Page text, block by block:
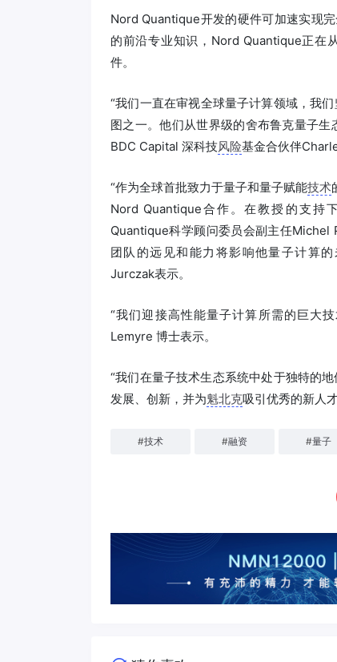
Nord Quantique开发的硬件可加速实现
的前沿专业知识，Nord Quantique正在
件。
“我们一直在审视全球量子计算领域，我
图之一。他们从世界级的舍布鲁克量子
BDC Capital 深科技风险基金合伙伴
“作为全球首批致力于量子和量子赋能技术
Nord Quantique合作。在教授的支持
Quantique科学顾问委员会副主任
团队的远见和能力将影响他量子计算
Jurczak表示。
“我们迎接高性能量子计算所需的巨大
Lemyre 博士表示。
“我们在量子技术生态系统中处于独特的
发展、创新，并为魁北克吸引优秀的新人
#技术 #融资 #量子